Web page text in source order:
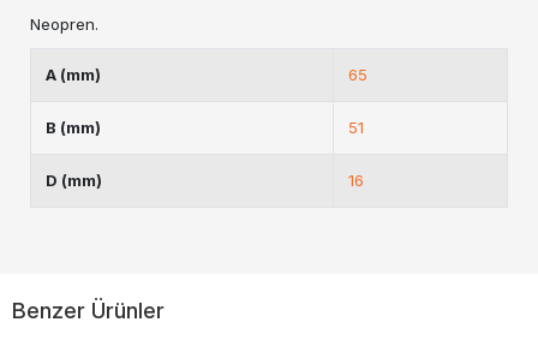
Neopren.
A (mm) 65
B (mm) 51
D (mm) 16
Benzer Ürünler